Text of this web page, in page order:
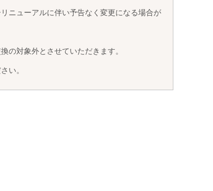
ニューアルに伴い予告なく変更になる場合が
の対象外とさせていただきます。
い。